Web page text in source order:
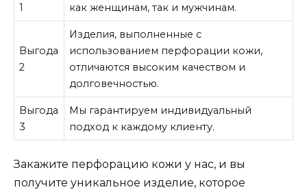
1
как женщинам, так и мужчинам.
Выгода
2
Изделия, выполненные с
использованием перфорации кожи,
отличаются высоким качеством и
долговечностью.
Выгода
3
Мы гарантируем индивидуальный
подход к каждому клиенту.
Закажите перфорацию кожи у нас, и вы
получите уникальное изделие, которое